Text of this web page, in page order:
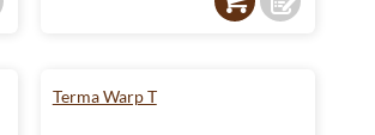
Terma Warp T